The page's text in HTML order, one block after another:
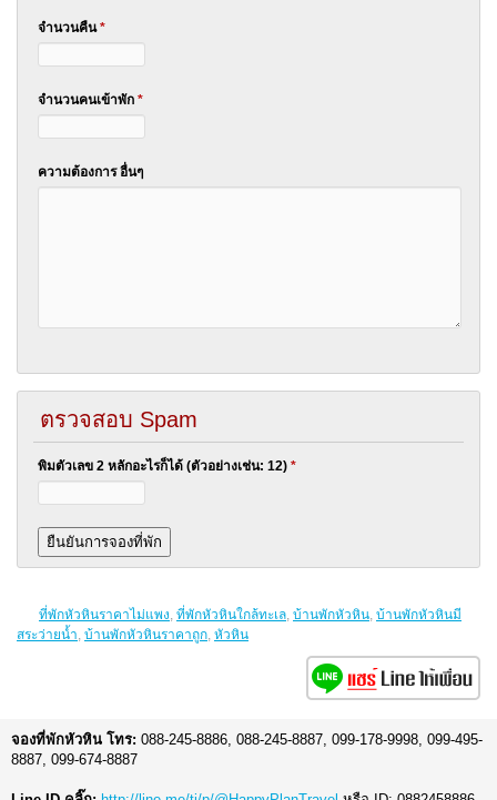
จำนวนคืน*
จำนวนคนเข้าพัก *
ความต้องการ อื่นๆ
ตรวจสอบ Spam
พิมตัวเลข 2 หลักอะไรก็ได้ (ตัวอย่างเช่น: 12) *
ที่พักหัวหินราคาไม่แพง, ที่พักหัวหินใกล้ทะเล, บ้านพักหัวหิน, บ้านพักหัวหินมี
สระว่ายน้ำ, บ้านพักหัวหินราคาถูก, หัวหิน
จองที่พักหัวหิน โทร: 088-245-8886, 088-245-8887, 099-178-9998, 099-495-
8887, 099-674-8887